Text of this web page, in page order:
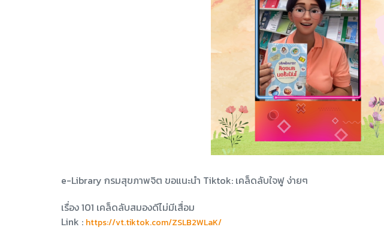
e-Library กรมสุขภาพจิต ขอแนะนำ Tiktok: เคล็ดลับใจฟู ง่ายๆ
เรื่อง 101 เคล็ดลับสมองดีไม่มีเสื่อม
Link : https://vt.tiktok.com/ZSLB2WLaK/